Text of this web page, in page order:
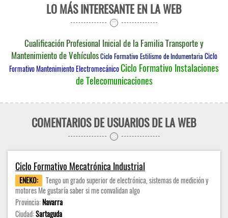
LO MÁS INTERESANTE EN LA WEB
Cualificación Profesional Inicial de la Familia Transporte y
Mantenimiento de VehículosCiclo Formativo Estilismo de Indumentaria Ciclo
Formativo Mantenimiento ElectromecánicoCiclo Formativo Instalaciones
de Telecomunicaciones
COMENTARIOS DE USUARIOS DE LA WEB
Ciclo Formativo Mecatrónica Industrial
ENEKO:
Tengo un grado superior de electrónica, sistemas de medición y
motores Me gustaría saber si me convalidan algo
Provincia:Navarra
Ciudad:Sartaguda